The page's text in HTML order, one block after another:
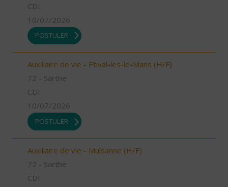
CDI
10/07/2026
POSTULER
Auxiliaire de vie - Etival-les-le-Mans (H/F)
72 - Sarthe
CDI
10/07/2026
POSTULER
Auxiliaire de vie - Mulsanne (H/F)
72 - Sarthe
CDI